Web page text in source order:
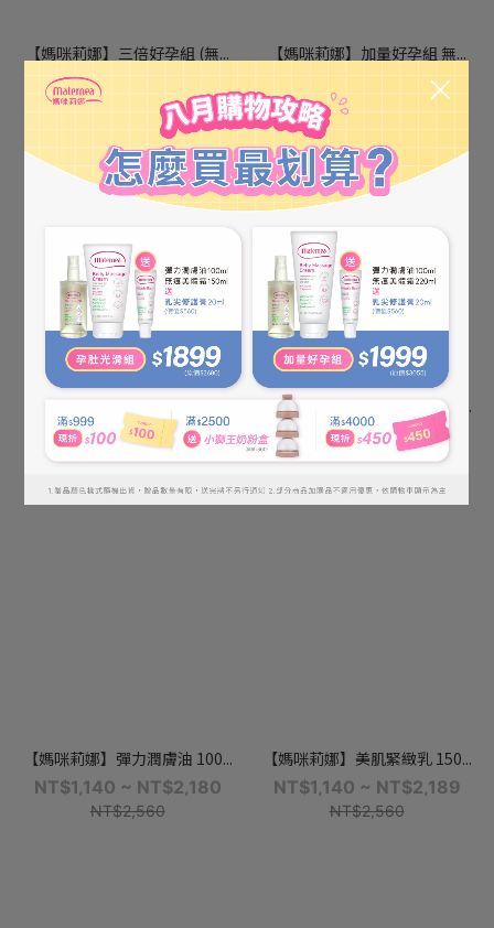
【媽咪莉娜】三倍好孕組 (無...
NT$5,400
NT$8,040
【媽咪莉娜】加量好孕組 無...
NT$1,999
NT$3,055
NT$1,500
NT$1,830
【媽咪莉娜】無痕美體霜 150...
NT$1,250 ~ NT$2,440
NT$2,800
【媽咪莉娜】彈力潤膚油 100...
NT$1,140 ~ NT$2,180
NT$2,560
【媽咪莉娜】美肌緊緻乳 150...
NT$1,140 ~ NT$2,189
NT$2,560